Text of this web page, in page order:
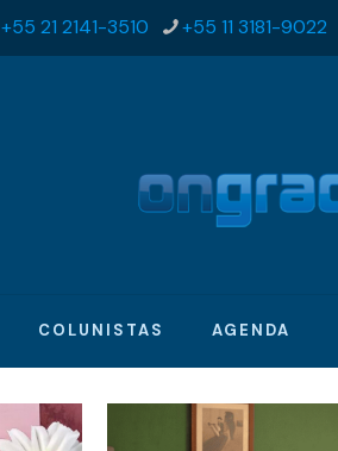
+55 21 2141-3510 +55 11 3181-9022
COLUNISTAS AGENDA